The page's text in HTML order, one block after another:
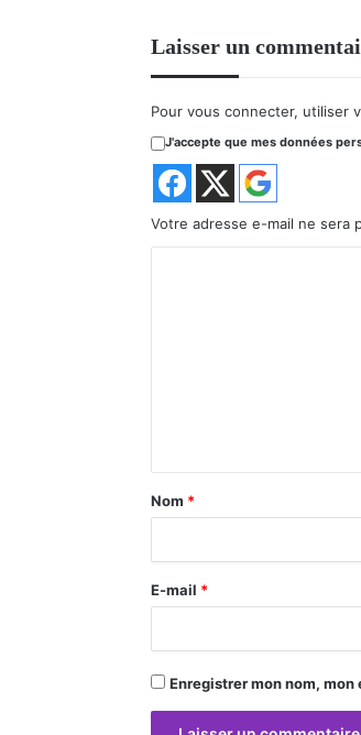
Laisser un
Pour vous connecter, utiliser
J'accepte que mes données
Votre adresse e-mail ne sera
a
r
e
Nom *
E-mail *
Enregistrer mon nom,